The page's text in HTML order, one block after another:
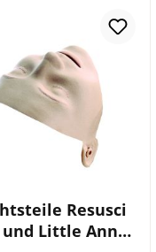
Resusci
Little Anne,